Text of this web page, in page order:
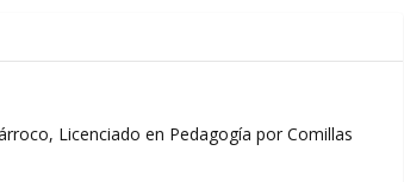
Licenciado en Pedagogía por Comillas